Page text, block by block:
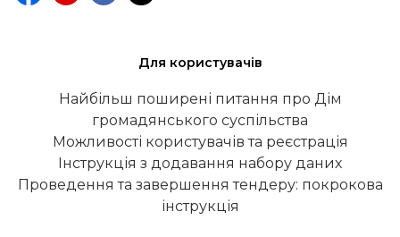
Для користувачів
Найбільш поширені питання про Дім
громадянського суспільства
Можливості користувачів та реєстрація
Інструкція з додавання набору даних
Проведення та завершення тендеру: покрокова
інструкція